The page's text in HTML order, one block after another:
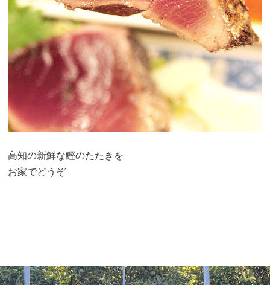
高知の新鮮な鰹のたたきを
お家でどうぞ